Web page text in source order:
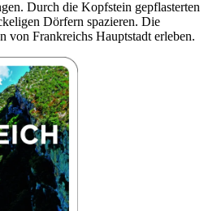
Durch die Kopfstein gepflasterten
Dörfern spazieren. Die
von Frankreichs Hauptstadt erleben.